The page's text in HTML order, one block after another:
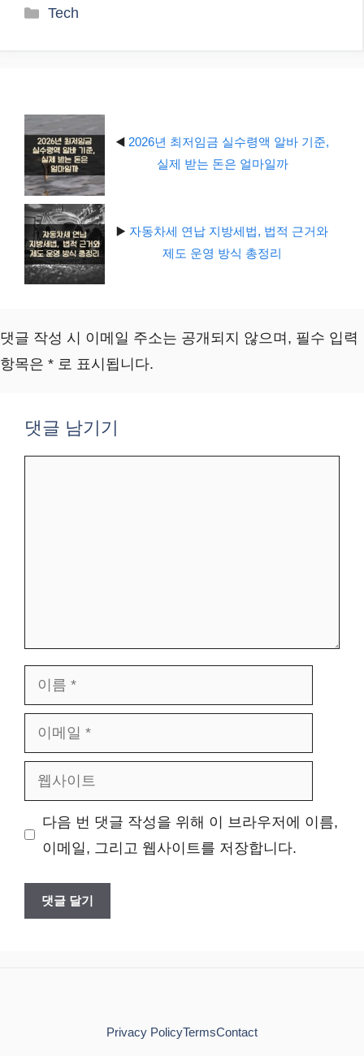
카
Tech
◀️2026년 최저임금 실수령액 알바 기준,
실제 받는 돈은 얼마일까
▶️ 자동차세 연납 지방세법, 법적 근거와
제도 운영 방식 총정리
댓글 작성 시 이메일 주소는 공개되지 않으며, 필수 입력
항목은 * 로 표시됩니다.
댓글 남기기
름
메
사
다음 번 댓글 작성을 위해 이 브라우저에 이름,
이메일, 그리고 웹사이트를 저장합니다.
Privacy PolicyTermsContact